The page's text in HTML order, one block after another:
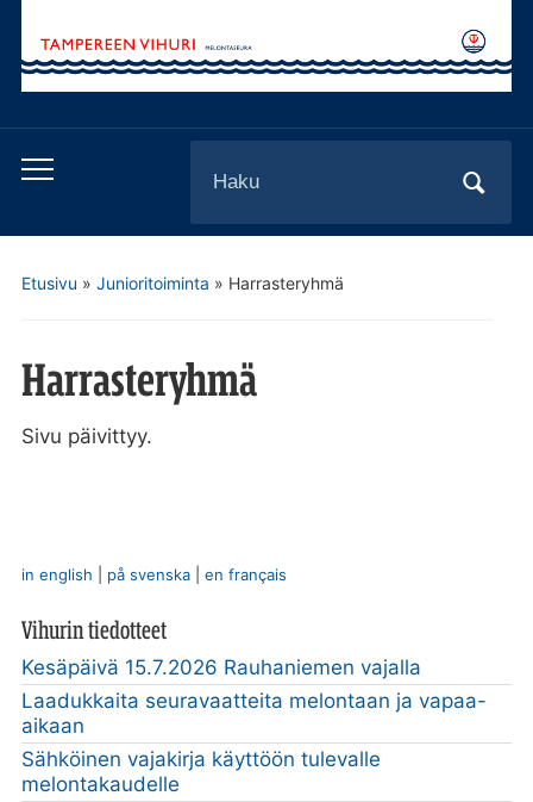
Toggle
for:
Etusivu » Junioritoiminta » Harrasteryhmä
Harrasteryhmä
Sivu päivittyy.
in english på svenska| en français
Vihurin tiedotteet
Kesäpäivä 15.7.2026 Rauhaniemen vajalla
Laadukkaita seuravaatteita melontaan ja vapaa-
aikaan
Sähköinen vajakirja käyttöön tulevalle
melontakaudelle